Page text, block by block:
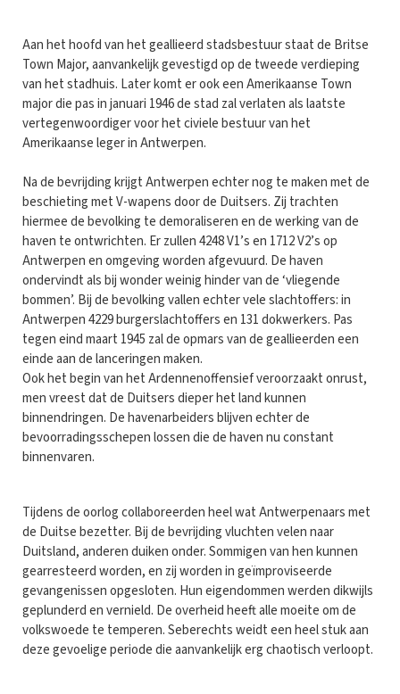
Aan het hoofd van het geallieerd stadsbestuur staat de Britse
Town Major, aanvankelijk gevestigd op de tweede verdieping
van het stadhuis. Later komt er ook een Amerikaanse Town
major die pas in januari 1946 de stad zal verlaten als laatste
vertegenwoordiger voor het civiele bestuur van het
Amerikaanse leger in Antwerpen.
Na de bevrijding krijgt Antwerpen echter nog te maken met de
beschieting met V-wapens door de Duitsers. Zij trachten
hiermee de bevolking te demoraliseren en de werking van de
haven te ontwrichten. Er zullen 4248 V1’s en 1712 V2’s op
Antwerpen en omgeving worden afgevuurd. De haven
ondervindt als bij wonder weinig hinder van de ‘vliegende
bommen’. Bij de bevolking vallen echter vele slachtoffers: in
Antwerpen 4229 burgerslachtoffers en 131 dokwerkers. Pas
tegen eind maart 1945 zal de opmars van de geallieerden een
einde aan de lanceringen maken.
Ook het begin van het Ardennenoffensief veroorzaakt onrust,
men vreest dat de Duitsers dieper het land kunnen
binnendringen. De havenarbeiders blijven echter de
bevoorradingsschepen lossen die de haven nu constant
binnenvaren.
Tijdens de oorlog collaboreerden heel wat Antwerpenaars met
de Duitse bezetter. Bij de bevrijding vluchten velen naar
Duitsland, anderen duiken onder. Sommigen van hen kunnen
gearresteerd worden, en zij worden in geïmproviseerde
gevangenissen opgesloten. Hun eigendommen werden dikwijls
geplunderd en vernield. De overheid heeft alle moeite om de
volkswoede te temperen. Seberechts weidt een heel stuk aan
deze gevoelige periode die aanvankelijk erg chaotisch verloopt.